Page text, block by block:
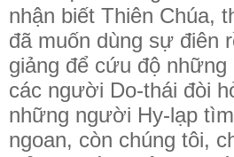
nhận biết Thiên Chúa,
đã muốn dùng sự điên
giảng để cứu độ
các người Do-thái đòi
những người Hy-lạp
ngoan, còn chúng tôi,